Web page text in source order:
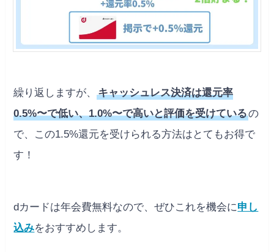
繰り返しますが、キャッシュレス決済は還元率
0.5%〜で低い、1.0%〜で高いと評価を受けているの
で、この1.5%還元を受けられる方法はとてもお得で
す！
dカードは年会費無料なので、ぜひこれを機会に申し
込みをおすすめします。